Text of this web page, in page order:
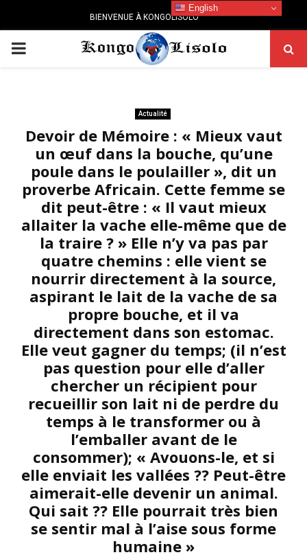
BIENVENUE À KONGOLISOLO
PRIMARY
Actualité
Devoir de Mémoire : « Mieux vaut
un œuf dans la bouche, qu’une
poule dans le poulailler », dit un
proverbe Africain. Cette femme se
dit peut-être : « Il vaut mieux
allaiter la vache elle-même que de
la traire ? » Elle n’y va pas par
quatre chemins : elle vient se
nourrir directement à la source,
aspirant le lait de la vache de sa
propre bouche, et il va
directement dans son estomac.
Elle veut gagner du temps; (il n’est
pas question pour elle d’aller
chercher un récipient pour
recueillir son lait ni de perdre du
temps à le transformer ou à
l’emballer avant de le
consommer); « Avouons-le, et si
elle enviait les vallées ?? Peut-être
aimerait-elle devenir un animal.
Qui sait ?? Elle pourrait très bien
se sentir mal à l’aise sous forme
humaine »
English